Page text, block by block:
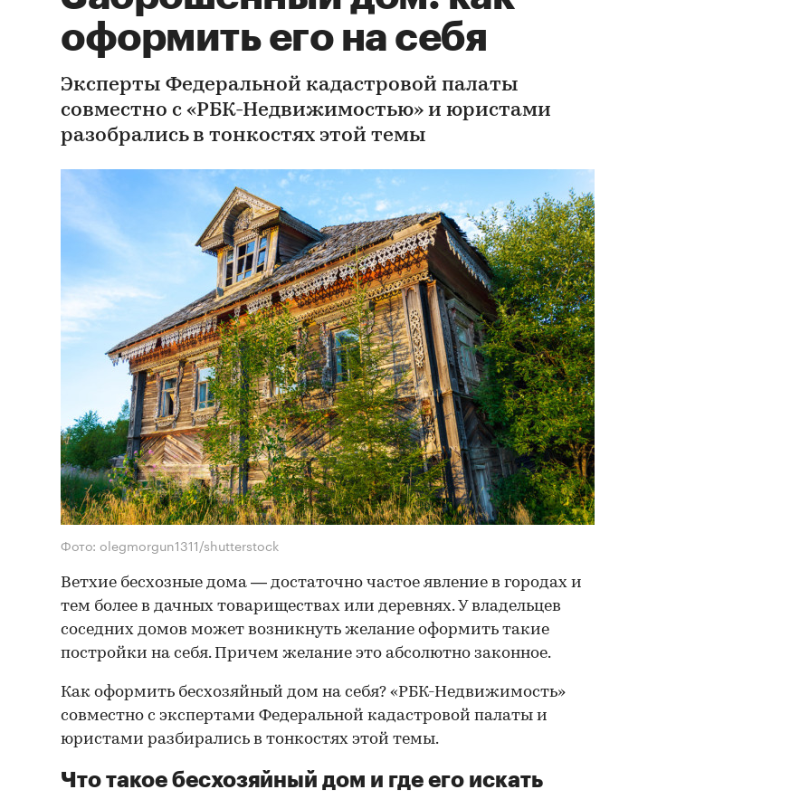
оформить его на себя
Эксперты Федеральной кадастровой палаты
совместно с «РБК-Недвижимостью» и юристами
разобрались в тонкостях этой темы
Фото: olegmorgun1311/shutterstock
Ветхие бесхозные дома — достаточно частое явление в городах и
тем более в дачных товариществах или деревнях. У владельцев
соседних домов может возникнуть желание оформить такие
постройки на себя. Причем желание это абсолютно законное.
Как оформить бесхозяйный дом на себя? «РБК-Недвижимость»
совместно с экспертами Федеральной кадастровой палаты и
юристами разбирались в тонкостях этой темы.
Что такое бесхозяйный дом и где его искать